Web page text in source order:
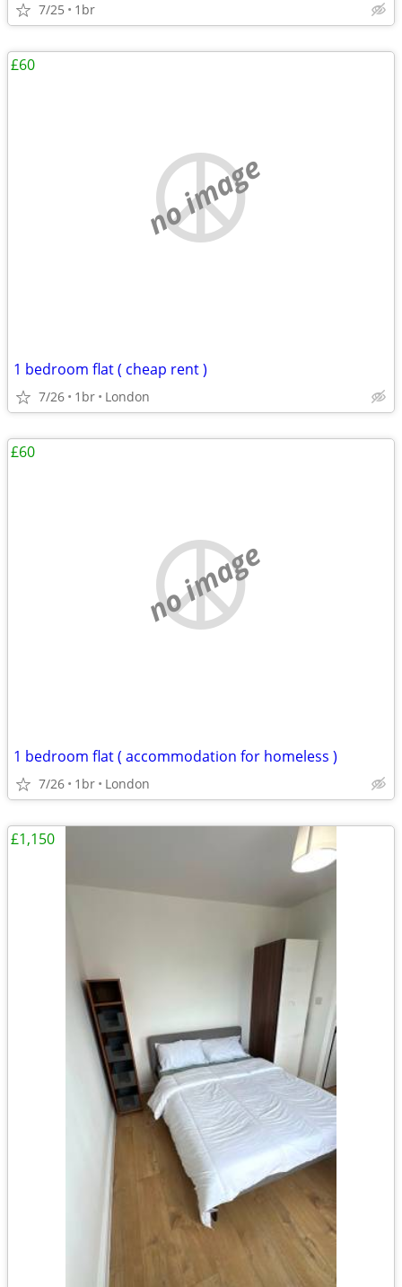
7/25 1br
no image
1 bedroom flat ( cheap rent )
7/26 1br London
£60
no image
1 bedroom flat ( accommodation for homeless )
7/26 1br London
£60
£1,150